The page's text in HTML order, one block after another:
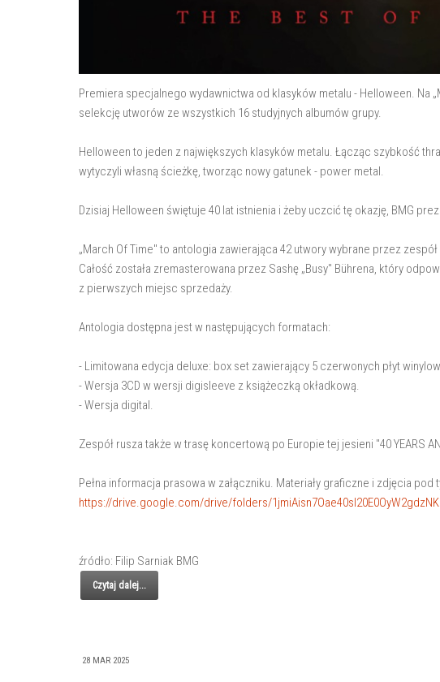
Premiera specjalnego wydawnictwa od klasyków metalu - Helloween. Na
selekcję utworów ze wszystkich 16 studyjnych albumów grupy.
Helloween to jeden z największych klasyków metalu. Łącząc szybkość
wytyczyli własną ścieżkę, tworząc nowy gatunek - power metal.
Dzisiaj Helloween świętuje 40 lat istnienia i żeby uczcić tę okazję, BMG
„March Of Time" to antologia zawierająca 42 utwory wybrane przez
Całość została zremasterowana przez Sashę „Busy" Bührena, który
z pierwszych miejsc sprzedaży.
Antologia dostępna jest w następujących formatach:
- Limitowana edycja deluxe: box set zawierający 5 czerwonych płyt
- Wersja 3CD w wersji digisleeve z książeczką okładkową.
- Wersja digital.
Zespół rusza także w trasę koncertową po Europie tej jesieni "40 YEARS
Pełna informacja prasowa w załączniku. Materiały graficzne i zdjęcia pod
https://drive.google.com/drive/folders/
źródło: Filip Sarniak BMG
Czytaj dalej...
28 MAR 2025